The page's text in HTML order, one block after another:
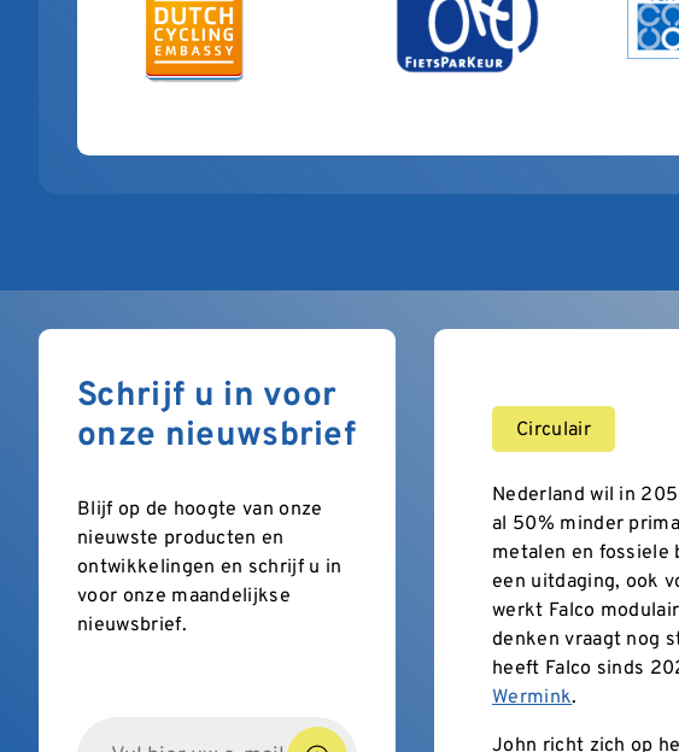
Schrijf u in voor
onze nieuwsbrief
Blijf op de hoogte van onze
nieuwste producten en
ontwikkelingen en schrijf u in
voor onze maandelijkse
nieuwsbrief.
Circulair
Nederland wil in
al 50% minder
metalen en fossiele
een uitdaging, ook
werkt Falco
denken vraagt nog
heeft Falco sinds
Wermink.
John richt zich op